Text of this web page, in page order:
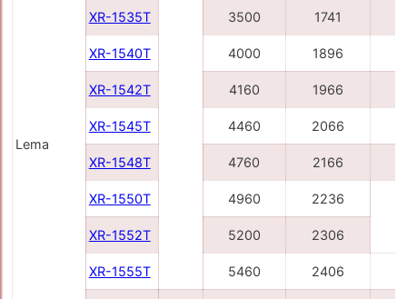
Lema
XR-1535T 3500 1741
XR-1540T 4000 1896
XR-1542T 4160 1966
XR-1545T 4460 2066
XR-1548T 4760 2166
XR-1550T 4960
2236
XR-1552T
5200 2306
XR-1555T 5460 2406